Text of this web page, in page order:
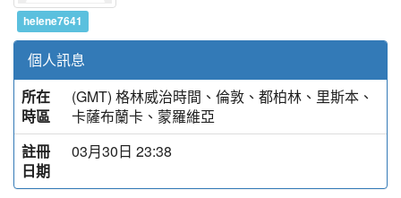
helene7641
個人訊息
所在
時區
(GMT) 格林威治時間、倫敦、都柏林、里斯本、
卡薩布蘭卡、蒙羅維亞
註冊
日期
03月30日 23:38